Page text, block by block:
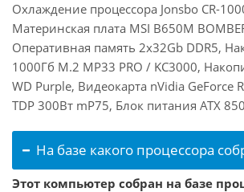
Охлаждение процессора Jonsbo CR-
Материнская плата MSI B650M
Оперативная память 2x32Gb DDR5,
1000Гб M.2 MP33 PRO / KC3000,
WD Purple, Видеокарта nVidia GeForce
TDP 300Вт mP75, Блок питания ATX
На базе какого процессора
Этот компьютер собран на базе